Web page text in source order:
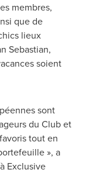
membres,
que de
lieux
Sebastian,
soient
sont
du Club et
tout en
», a
Exclusive